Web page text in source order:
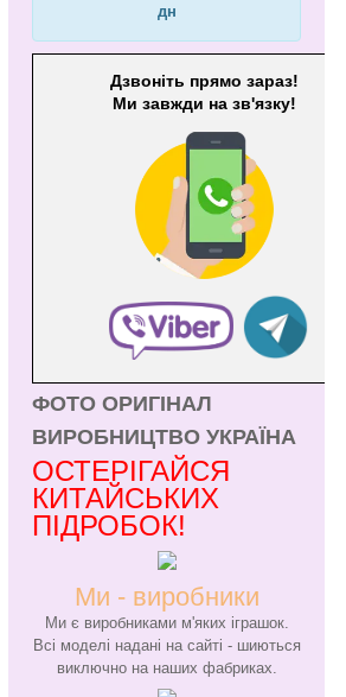
дн
Дзвоніть прямо зараз!
Ми завжди на зв'язку!
ФОТО ОРИГІНАЛ
ВИРОБНИЦТВО УКРАЇНА
ОСТЕРІГАЙСЯ
КИТАЙСЬКИХ
ПІДРОБОК!
Ми - виробники
Ми є виробниками м'яких іграшок.
Всі моделі надані на сайті - шиються
виключно на наших фабриках.